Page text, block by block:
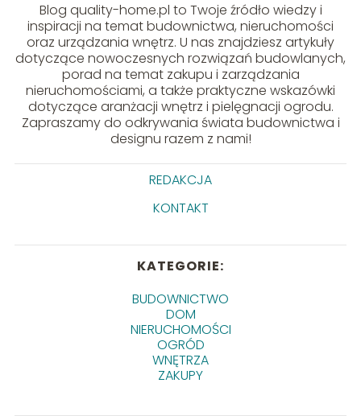
Blog quality-home.pl to Twoje źródło wiedzy i
inspiracji na temat budownictwa, nieruchomości
oraz urządzania wnętrz. U nas znajdziesz artykuły
dotyczące nowoczesnych rozwiązań budowlanych,
porad na temat zakupu i zarządzania
nieruchomościami, a także praktyczne wskazówki
dotyczące aranżacji wnętrz i pielęgnacji ogrodu.
Zapraszamy do odkrywania świata budownictwa i
designu razem z nami!
REDAKCJA
KONTAKT
KATEGORIE:
BUDOWNICTWO
DOM
NIERUCHOMOŚCI
OGRÓD
WNĘTRZA
ZAKUPY